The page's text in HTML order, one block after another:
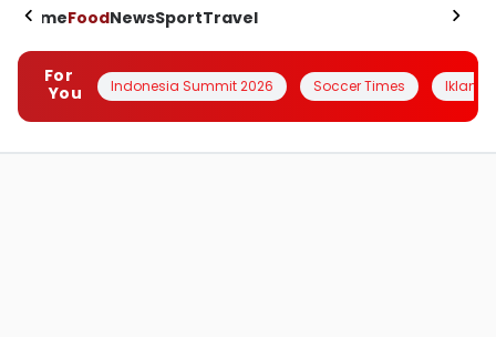
HomeFoodNewsSportTravel
For
You
Indonesia Summit 2026 Soccer Times Iklanin